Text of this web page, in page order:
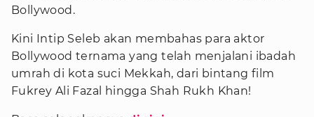
Bollywood.
Kini Intip Seleb akan membahas para aktor
Bollywood ternama yang telah menjalani ibadah
umrah di kota suci Mekkah, dari bintang film
Fukrey Ali Fazal hingga Shah Rukh Khan!